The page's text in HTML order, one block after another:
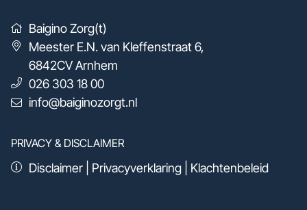
Baigino Zorg(t)
Meester E.N. van Kleffenstraat 6,
6842CV Arnhem
026 303 18 00
info@baiginozorgt.nl
PRIVACY & DISCLAIMER
Disclaimer| Privacyverklaring| Klachtenbeleid